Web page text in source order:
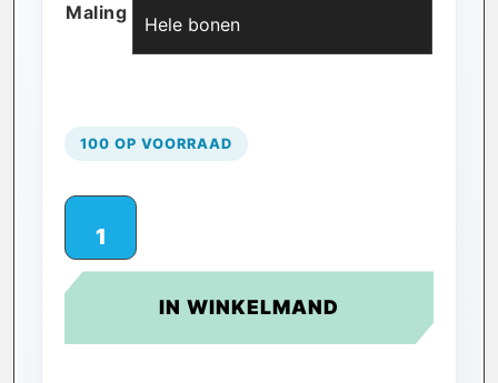
Maling
100 OP VOORRAAD
IN WINKELMAND